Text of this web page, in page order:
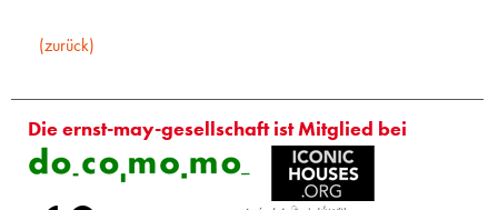
(zurück)
Die ernst-may-gesellschaft ist Mitglied bei